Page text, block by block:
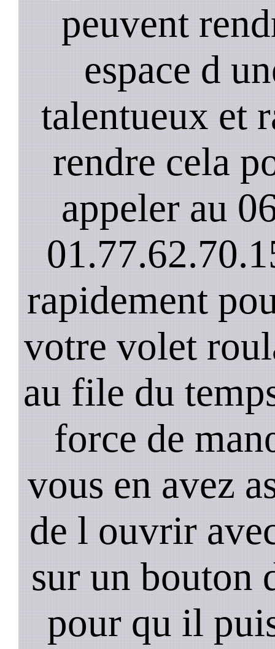
peuvent
espace d
talentueux et
rendre cela
appeler au
rapidement
votre volet
au file du
force de
vous en avez
de l ouvrir
sur un bouton
pour qu il